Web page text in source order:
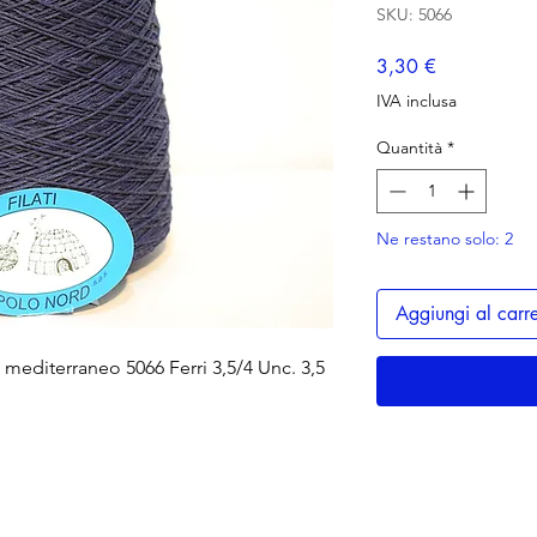
5066 Ferri 3,5/4 Unc. 3,5
SKU: 5066
3,30 €
IVA inclusa
Quantità *
Ne restano solo: 2
Aggiungi al